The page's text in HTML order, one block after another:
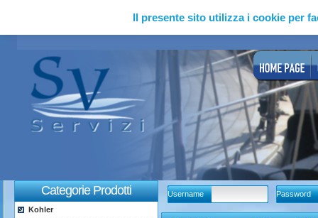
Il presente sito utilizza i cookie per
Categorie Prodotti
Kohler
Username Password